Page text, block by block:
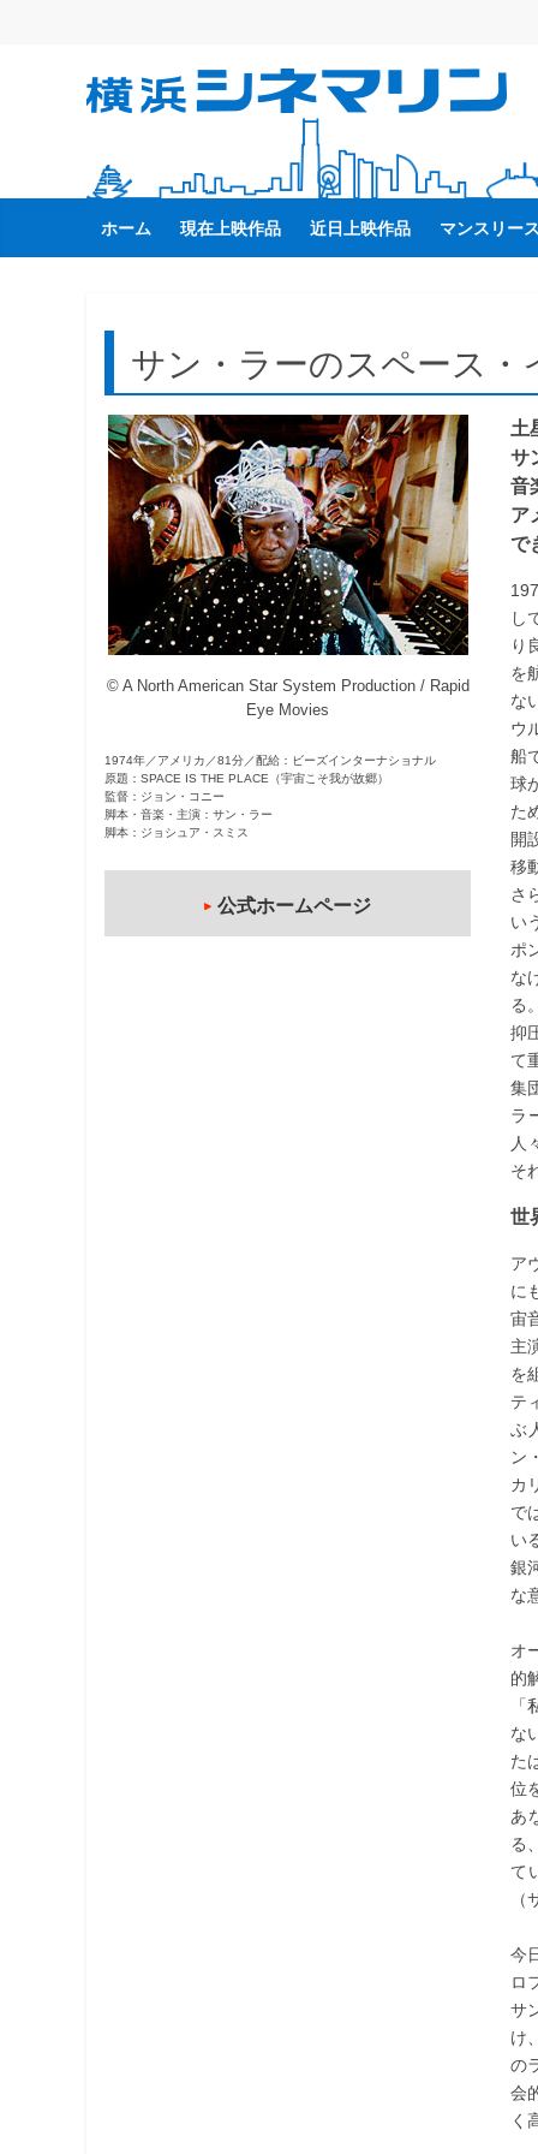
ス
ッ
横
浜
シ
ネ
マ
リ
ン
ホーム 現在上映作品 近日上映作品 マンスリー
サン・ラーのスペース・
© A North American Star System Production / Rapid
Eye Movies
1974年／アメリカ／81分／配給：ビーズインターナショナル
原題：SPACE IS THE PLACE（宇宙こそ我が故郷）
監督：ジョン・コニー
脚本・音楽・主演：サン・ラー
脚本：ジョシュア・スミス
公式ホームページ
土
サ
音
ア
で
し
り
を
な
ウ
船
球
た
開
移
さ
い
ポ
な
る
抑
て
集
ラ
人
そ
世
ア
に
宙
主
を
テ
ぶ
ン
カ
で
い
銀
な
オ
的
な
た
位
あ
る
て
（
今
ロ
サ
け
の
会
く